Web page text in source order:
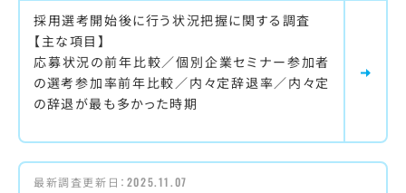
採用選考開始後に行う状況把握に関する調査
【主な項目】
応募状況の前年比較／個別企業セミナー参加者
の選考参加率前年比較／内々定辞退率／内々定
の辞退が最も多かった時期
最新調査更新日： 2025.11.07